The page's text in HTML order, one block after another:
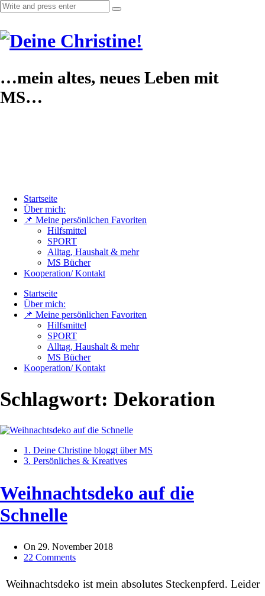
…mein altes, neues Leben mit
MS…
Startseite
Über mich:
📌 Meine persönlichen Favoriten
Hilfsmittel
SPORT
Alltag, Haushalt & mehr
MS Bücher
Kooperation/ Kontakt
Startseite
Über mich:
📌 Meine persönlichen Favoriten
Hilfsmittel
SPORT
Alltag, Haushalt & mehr
MS Bücher
Kooperation/ Kontakt
Schlagwort: Dekoration
1. Deine Christine bloggt über MS
3. Persönliches & Kreatives
Weihnachtsdeko auf die
Schnelle
On 29. November 2018
22 Comments
Weihnachtsdeko ist mein absolutes Steckenpferd. Leider